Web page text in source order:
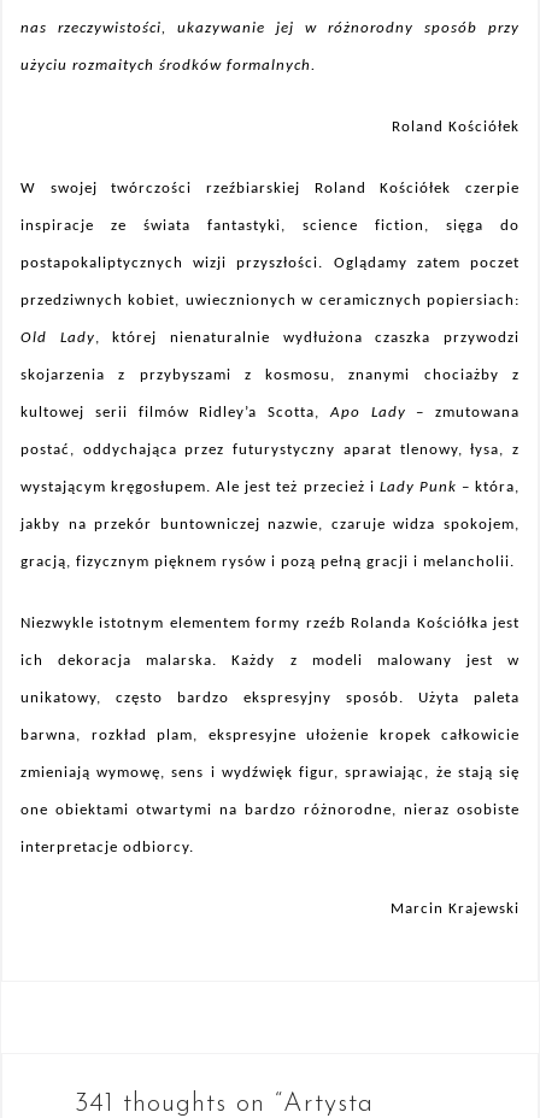
nas rzeczywistości, ukazywanie jej w różnorodny sposób przy
użyciu rozmaitych środków formalnych.
Roland Kościółek
W swojej twórczości rzeźbiarskiej Roland Kościółek czerpie
inspiracje ze świata fantastyki, science fiction, sięga do
postapokaliptycznych wizji przyszłości. Oglądamy zatem poczet
przedziwnych kobiet, uwiecznionych w ceramicznych popiersiach:
Old Lady, której nienaturalnie wydłużona czaszka przywodzi
skojarzenia z przybyszami z kosmosu, znanymi chociażby z
kultowej serii filmów Ridley’a Scotta,Apo Lady – zmutowana
postać, oddychająca przez futurystyczny aparat tlenowy, łysa, z
wystającym kręgosłupem. Ale jest też przecież i Lady Punk – która,
jakby na przekór buntowniczej nazwie, czaruje widza spokojem,
gracją, fizycznym pięknem rysów i pozą pełną gracji i melancholii.
Niezwykle istotnym elementem formy rzeźb Rolanda Kościółka jest
ich dekoracja malarska. Każdy z modeli malowany jest w
unikatowy, często bardzo ekspresyjny sposób. Użyta paleta
barwna, rozkład plam, ekspresyjne ułożenie kropek całkowicie
zmieniają wymowę, sens i wydźwięk figur, sprawiając, że stają się
one obiektami otwartymi na bardzo różnorodne, nieraz osobiste
interpretacje odbiorcy.
Marcin Krajewski
341 thoughts on “Artysta